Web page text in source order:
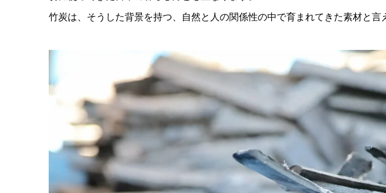
竹炭は、そうした背景を持つ、自然と人の関係性の中で育まれてきた素材と言